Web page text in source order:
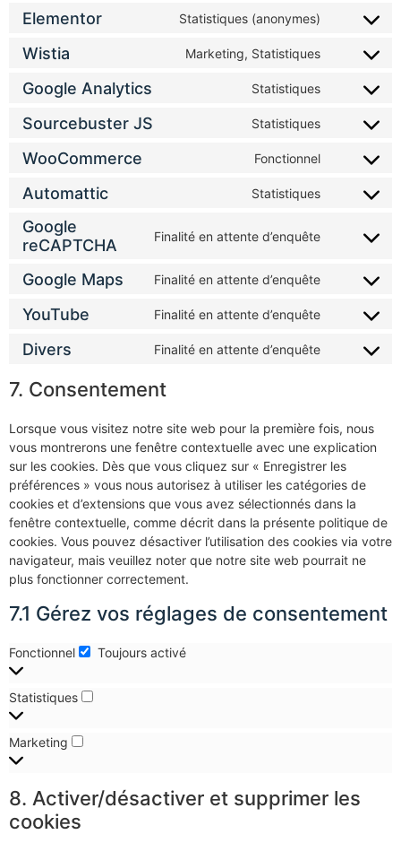
Elementor Statistiques (anonymes)
Wistia Marketing, Statistiques
Google Analytics Statistiques
Sourcebuster JS Statistiques
WooCommerce Fonctionnel
Automattic Statistiques
Google
reCAPTCHA
Finalité en attente d’enquête
Google Maps Finalité en attente d’enquête
YouTube Finalité en attente d’enquête
Divers Finalité en attente d’enquête
7. Consentement
Lorsque vous visitez notre site web pour la première fois, nous
vous montrerons une fenêtre contextuelle avec une explication
sur les cookies. Dès que vous cliquez sur « Enregistrer les
préférences » vous nous autorisez à utiliser les catégories de
cookies et d’extensions que vous avez sélectionnés dans la
fenêtre contextuelle, comme décrit dans la présente politique de
cookies. Vous pouvez désactiver l’utilisation des cookies via votre
navigateur, mais veuillez noter que notre site web pourrait ne
plus fonctionner correctement.
7.1 Gérez vos réglages de consentement
Fonctionnel Toujours activé
Statistiques
Marketing
8. Activer/désactiver et supprimer les
cookies